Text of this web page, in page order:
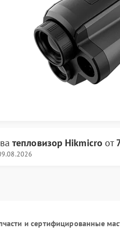
тепловизор Hikmicro от
и сертифицированные